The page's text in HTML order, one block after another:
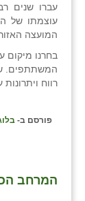
עברו שנים
עוצמתו של
המועצה
בחרנו מיקום
המשתתפים.
רווח
פורסם ב-
המרחב
מנחמיה
נאות הכיכר